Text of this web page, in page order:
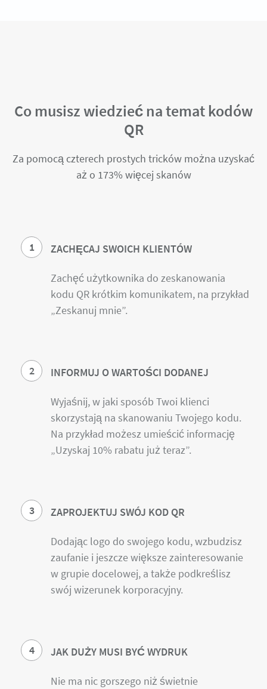
Co musisz wiedzieć na temat kodów
QR
Za pomocą czterech prostych tricków można uzyskać
aż o 173% więcej skanów
1 ZACHĘCAJ SWOICH KLIENTÓW
Zachęć użytkownika do zeskanowania
kodu QR krótkim komunikatem, na przykład
„Zeskanuj mnie”.
2 INFORMUJ O WARTOŚCI DODANEJ
Wyjaśnij, w jaki sposób Twoi klienci
skorzystają na skanowaniu Twojego kodu.
Na przykład możesz umieścić informację
„Uzyskaj 10% rabatu już teraz”.
3 ZAPROJEKTUJ SWÓJ KOD QR
Dodając logo do swojego kodu, wzbudzisz
zaufanie i jeszcze większe zainteresowanie
w grupie docelowej, a także podkreślisz
swój wizerunek korporacyjny.
4 JAK DUŻY MUSI BYĆ WYDRUK
Nie ma nic gorszego niż świetnie